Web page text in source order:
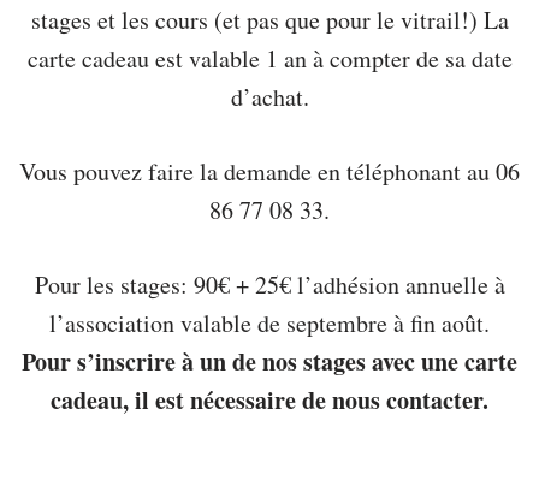
stages et les cours (et pas que pour le vitrail!) La
carte cadeau est valable 1 an à compter de sa date
d’achat.
Vous pouvez faire la demande en téléphonant au 06
86 77 08 33.
Pour les stages: 90€ + 25€ l’adhésion annuelle à
l’association valable de septembre à fin août.
Pour s’inscrire à un de nos stages avec une carte
cadeau, il est nécessaire de nous contacter.